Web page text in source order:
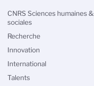
CNRS Sciences humaines &
sociales
Recherche
Innovation
International
Talents